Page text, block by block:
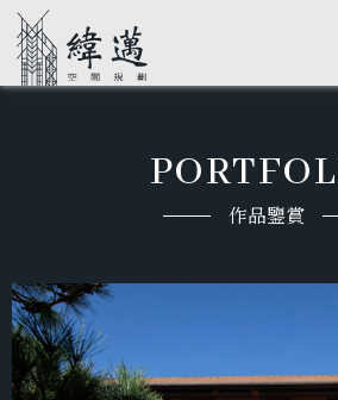
作品鑒賞